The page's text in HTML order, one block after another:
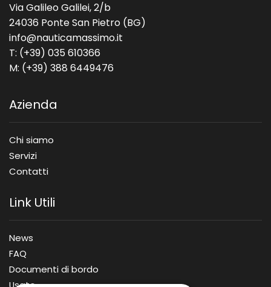
Via Galileo Galilei, 2/b
24036 Ponte San Pietro (BG)
info@nauticamassimo.it
T: (+39) 035 610366
M: (+39) 388 6449476
Azienda
Chi siamo
Servizi
Contatti
Link Utili
News
FAQ
Documenti di bordo